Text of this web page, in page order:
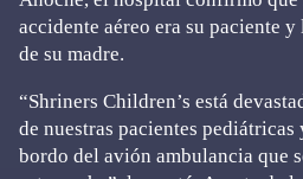
accidente aéreo era su paciente
de su madre.
“Shriners Children’s está
de nuestras pacientes pediátricas
bordo del avión ambulancia que